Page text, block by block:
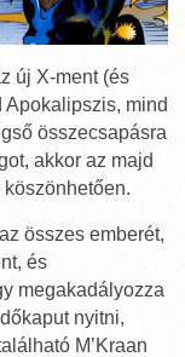
új X-ment (és
Apokalipszis, mind
összecsapásra
akkor az majd
összes emberét,
és
megakadályozza
nyitni,
M’Kraan